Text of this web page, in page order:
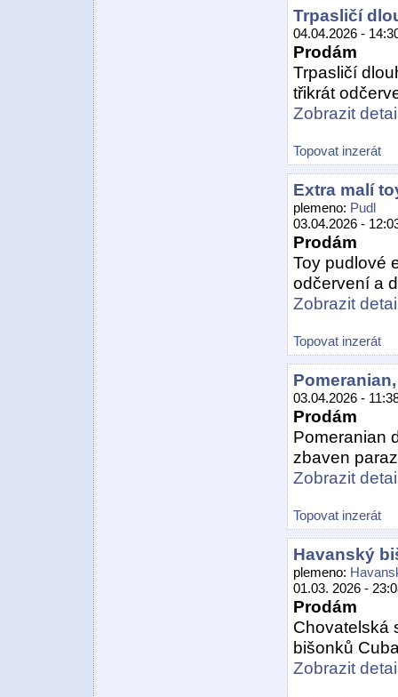
Trpasličí
04.04.2026 -
Prodám
Trpasličí
třikrát
Zobrazit
Topovat inzerát
Extra malí
plemeno: Pudl
03.04.2026 -
Prodám
Toy pudlové
odčervení a
Zobrazit
Topovat inzerát
03.04.2026 -
Prodám
Pomeranian
zbaven
Zobrazit
Topovat inzerát
Havanský
plemeno:
01.03. 2026 -
Prodám
Chovatelská
bišonků
Zobrazit